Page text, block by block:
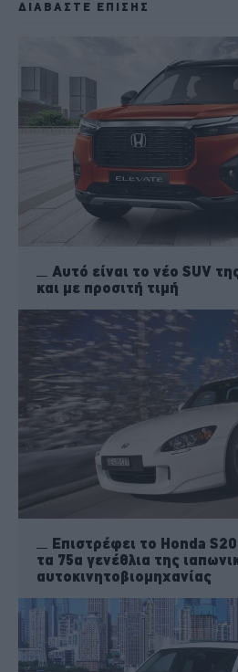
ΔΙΑΒΑΣΤΕ ΕΠΙΣΗΣ
Αυτό είναι το νέο SUV
και με προσιτή τιμή
Επιστρέφει το Honda
τα 75α γενέθλια της
αυτοκινητοβιομηχανίας